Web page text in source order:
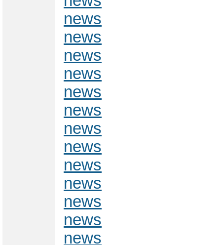
news
news
news
news
news
news
news
news
news
news
news
news
news